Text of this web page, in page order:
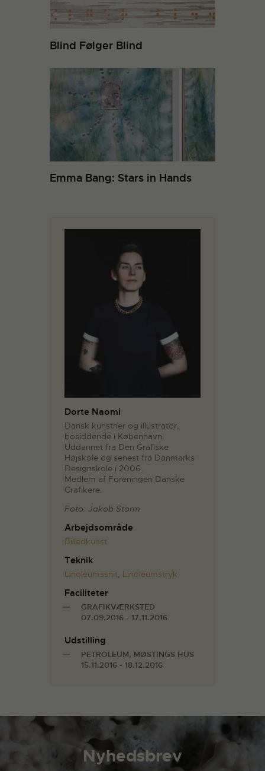
Blind Følger Blind
Emma Bang: Stars in Hands
Dorte Naomi
Dansk kunstner og illustrator,
bosiddende i København.
Uddannet fra Den Grafiske
Højskole og senest fra Danmarks
Designskole i 2006.
Medlem af Foreningen Danske
Grafikere.
Foto: Jakob Storm
Arbejdsområde
Billedkunst
Teknik
Linoleumssnit, Linoleumstryk
Faciliteter
GRAFIKVÆRKSTED
07.09.2016 - 17.11.2016
Udstilling
PETROLEUM, MØSTINGS HUS
15.11.2016 - 18.12.2016
Nyhedsbrev